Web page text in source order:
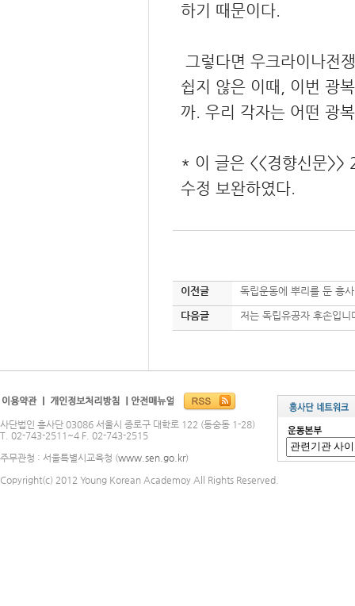
하기 때문이다.
그렇다면 우크라이나전
쉽지 않은 이때, 이번 광
까. 우리 각자는 어떤 광
* 이 글은 <<경향신문>>
수정 보완하였다.
이전글 독립운동에 뿌리를 둔 흥
다음글 저는 독립유공자 후손입니
사단법인 흥사단 03086 서울시 종로구 대학로 122 (동숭동 1-28)
T. 02-743-2511~4 F. 02-743-2515
주무관청 : 서울특별시교육청 (www.sen.go.kr)
Copyright(c) 2012 Young Korean Academoy All Rights Reserved.